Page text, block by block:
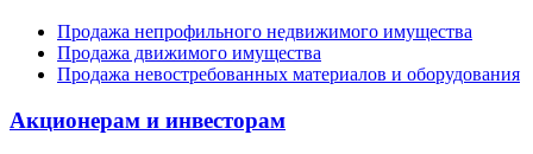
Продажа непрофильного недвижимого имущества
Продажа движимого имущества
Продажа невостребованных материалов и оборудования
Акционерам и инвесторам